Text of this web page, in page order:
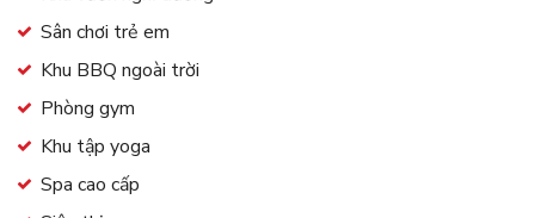
Sân chơi trẻ em
Khu BBQ ngoài trời
Phòng gym
Khu tập yoga
Spa cao cấp